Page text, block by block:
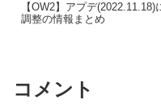
【OW2】アプデ(2022.11.18)
調整の情報まとめ
コメント